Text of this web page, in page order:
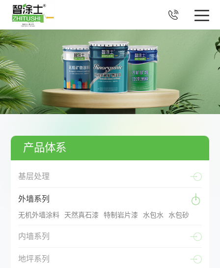

产品体系
基层处理
外墙系列
无机外墙涂料 天然真石漆 特制岩片漆 水包水 水包砂
内墙系列
地坪系列